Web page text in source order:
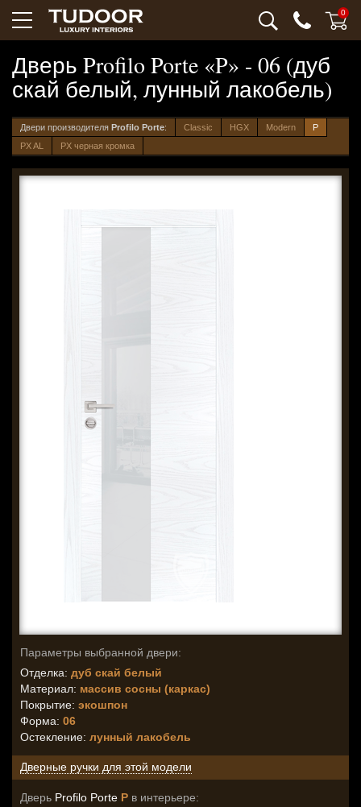
0
Дверь Profilo Porte «P» - 06 (дуб
скай белый, лунный лакобель)
Двери производителя Profilo Porte: Classic HGX Modern
P
PX AL
PX черная кромка
Параметры выбранной двери:
Отделка: дуб скай белый
Материал: массив сосны (каркас)
Покрытие: экошпон
Форма: 06
Остекление: лунный лакобель
Дверные ручки для этой модели
Дверь Profilo Porte P в интерьере: